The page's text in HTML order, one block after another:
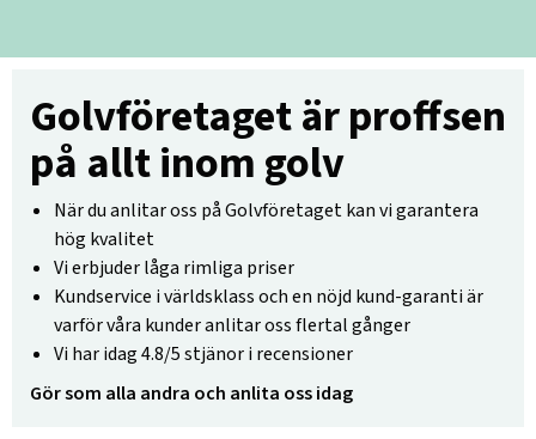
Golvföretaget är proffsen
på allt inom golv
När du anlitar oss på Golvföretaget kan vi garantera
hög kvalitet
Vi erbjuder låga rimliga priser
Kundservice i världsklass och en nöjd kund-garanti är
varför våra kunder anlitar oss flertal gånger
Vi har idag 4.8/5 stjänor i recensioner
Gör som alla andra och anlita oss idag